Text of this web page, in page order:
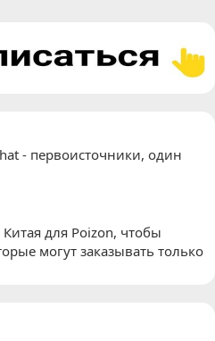
- первоисточники, один
для Poizon, чтобы
могут заказывать только